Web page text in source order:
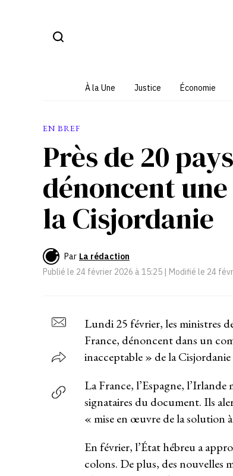
À la Une Justice Économie
EN BREF
Près de 20
dénoncent
la Cisjordanie
Par La rédaction
Publié le 24 février 2026 à 15:25 | Modifié le 24
Lundi 25 février, les ministres
France, dénoncent dans un
inacceptable » de la Cisjordanie
La France, l’Espagne, l’Irlande
signataires du document. Ils
« mise en œuvre de la solution
En février, l’État hébreu a
colons. De plus, des nouvelles